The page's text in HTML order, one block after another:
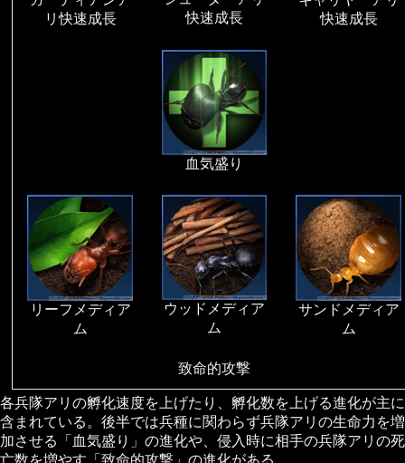
リ快速成長
快速成長
快速成長
血気盛り
リーフメディア
ム
ウッドメディア
ム
サンドメディア
ム
致命的攻撃
各兵隊アリの孵化速度を上げたり、孵化数を上げる進化が主に
含まれている。後半では兵種に関わらず兵隊アリの生命力を増
加させる「血気盛り」の進化や、侵入時に相手の兵隊アリの死
亡数を増やす「致命的攻撃」の進化がある。